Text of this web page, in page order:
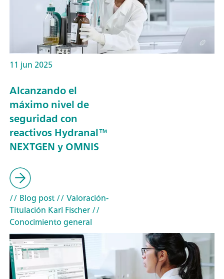
11 jun 2025
Alcanzando el
máximo nivel de
seguridad con
reactivos Hydranal™
NEXTGEN y OMNIS
// Blog post// Valoración-
Titulación Karl Fischer//
Conocimiento general